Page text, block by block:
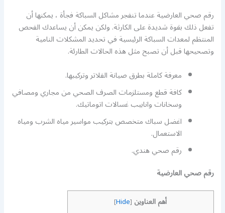
رقم صحي العارضية عندما تنفجر مشاكل السباكة فجأة ، يمكنها أن
تفعل ذلك بقوة شديدة على الكارثة. ولكن يمكن أن يساعدك الفحص
المنتظم لمعدات السباكة الرئيسية في تحديد المشكلات النامية
وتصحيحها قبل أن تصبح مثل هذه الحالات الطارئة.
معرفة كاملة بطرق صيانة الفلاتر وتركيبها.
كافة قطع ومستلزمات الصرف الصحي من مجاري ومصافي
وسخانات وانابيب غسالات اتوماتيك.
اغضل سباك متخصص بتركيب مواسير مياه الشرب ومياه
الاستعمال.
رقم صحي هندي.
رقم صحي العارضية
أهم العناوين [
Hide
]